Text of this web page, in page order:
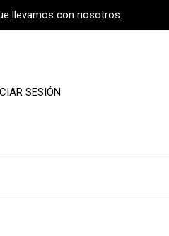
llevamos con nosotros.
SESIÓN